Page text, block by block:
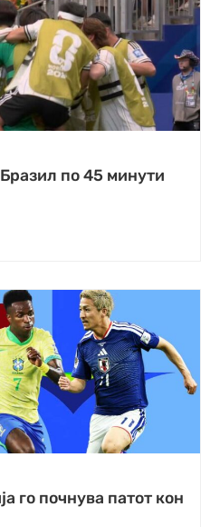
по 45 минути
го почнува патот кон